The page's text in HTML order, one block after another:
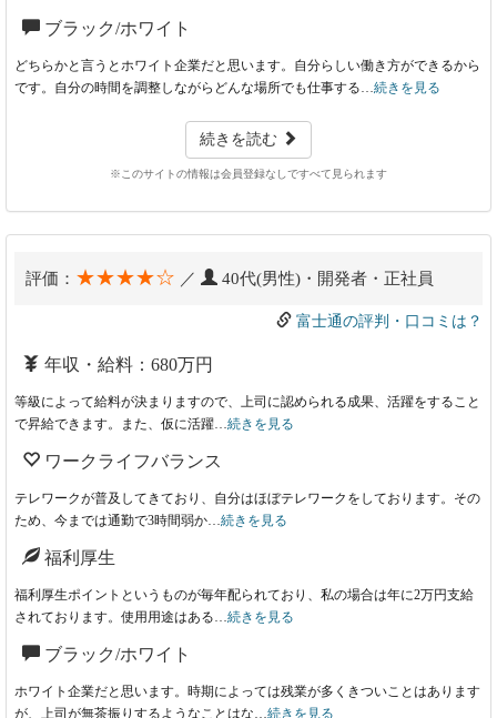
ブラック/ホワイト
どちらかと言うとホワイト企業だと思います。自分らしい働き方ができるから
です。自分の時間を調整しながらどんな場所でも仕事する… 続きを見る
続きを読む
※このサイトの情報は会員登録なしですべて見られます
評価： ★★★★☆ ／ 40代(男性)・開発者・正社員
富士通の評判・口コミは？
年収・給料：680万円
等級によって給料が決まりますので、上司に認められる成果、活躍をすること
で昇給できます。また、仮に活躍… 続きを見る
ワークライフバランス
テレワークが普及してきており、自分はほぼテレワークをしております。その
ため、今までは通勤で3時間弱か… 続きを見る
福利厚生
福利厚生ポイントというものが毎年配られており、私の場合は年に2万円支給
されております。使用用途はある… 続きを見る
ブラック/ホワイト
ホワイト企業だと思います。時期によっては残業が多くきついことはあります
が、上司が無茶振りするようなことはな… 続きを見る